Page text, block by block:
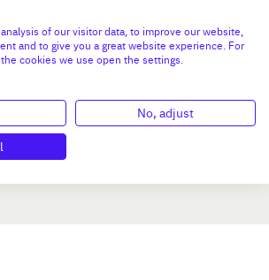
N°47264
of our visitor data, to improve our website,
and to give you a great website experience. For
cookies we use open the settings.
No, adjust